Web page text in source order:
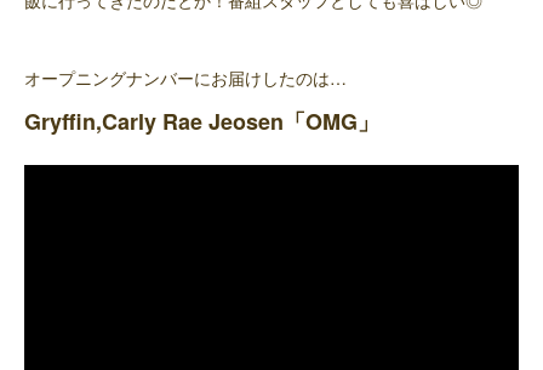
オープニングナンバーにお届けしたのは…
Gryffin,Carly Rae Jeosen「OMG」